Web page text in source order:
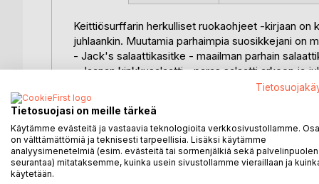
Keittiösurffarin herkulliset ruokaohjeet -kirjaan on
juhlaankin. Muutamia parhaimpia suosikkejani on
- Jack's salaattikasitke - maailman parhain
- Jaanan kinkkusalaatti - paras salaatti arkeen ja
- Meksikolainen kanasalaatti - hieman
- Siitakesienikastike - hyvälle lihalle ja keitetyille
- Tony Romas's Red Hot BBQ - marinointiin ja
- Piparjuurisinappisiika - lisukkeeksi esim.
- Läskisoosi - niin hyvää, että sydän lähes pysähtyy
- Mustatorvisienikeitto - alkukeittojen aatelia
Tietosuojasi on meille tärkeä
Käytämme evästeitä ja vastaavia teknologioita verkkosivustollamme.
on välttämättömiä ja teknisesti tarpeellisia. Lisäksi käytämme
analyysimenetelmiä (esim. evästeitä tai sormenjälkiä sekä palvelinpuolen
seurantaa) mitataksemme, kuinka usein sivustollamme vieraillaan ja
käytetään.